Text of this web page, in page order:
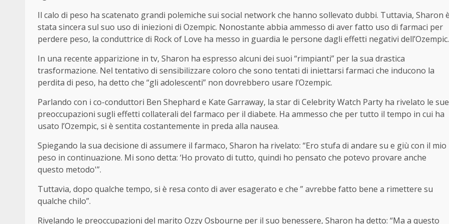
Il calo di peso ha scatenato grandi polemiche sui social network che hanno sollevato dubbi. Tuttavia, Sharon
stata sincera sul suo uso di iniezioni di Ozempic. Nonostante abbia ammesso di aver fatto uso di farmaci per
perdere peso, la conduttrice di Rock of Love ha messo in guardia le persone dagli effetti negativi dell’Ozempic.
In una recente apparizione in tv, Sharon ha espresso alcuni dei suoi “rimpianti” per la sua drastica
trasformazione. Nel tentativo di sensibilizzare coloro che sono tentati di iniettarsi farmaci che inducono la
perdita di peso, ha detto che “gli adolescenti” non dovrebbero usare l’Ozempic.
Parlando con i co-conduttori Ben Shephard e Kate Garraway, la star di Celebrity Watch Party ha rivelato le sue
preoccupazioni sugli effetti collaterali del farmaco per il diabete. Ha ammesso che per tutto il tempo in cui ha
usato l’Ozempic, si è sentita costantemente in preda alla nausea.
Spiegando la sua decisione di assumere il farmaco, Sharon ha rivelato: “Ero stufa di andare su e giù con il mio
peso in continuazione. Mi sono detta: ‘Ho provato di tutto, quindi ho pensato che potevo provare anche
questo metodo'”.
Tuttavia, dopo qualche tempo, si è resa conto di aver esagerato e che ” avrebbe fatto bene a rimettere su
qualche chilo”.
Rivelando le preoccupazioni del marito Ozzy Osbourne per il suo benessere, Sharon ha detto: “Ma a questo